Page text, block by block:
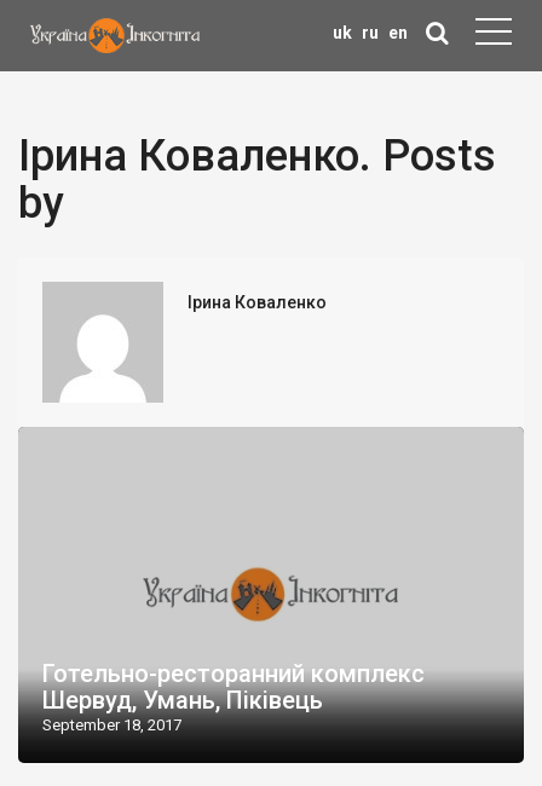
uk ru en
Ірина Коваленко. Posts
by
Ірина Коваленко
Готельно-ресторанний комплекс
Шервуд, Умань, Піківець
September 18, 2017